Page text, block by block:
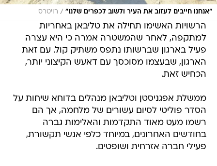
"אנחנו חייבים לעזוב את העיר ולשוב לכפרים שלנו" / רויטרס
הרשויות האשימו תחילה את טליבאן באחריות
למתקפה, לאחר שהמשטרה אמרה כי היא עצרה
פעיל בארגון שברשותו נתפס משתיק קול. עם זאת
הארגון, שבעצמו מסוכסך עם דאעש הקיצוני יותר,
הכחיש זאת.
ממשלת אפגניסטן וטליבאן מנהלים בדוחא שיחות על
הסדר פוליטי לסיום עשורים של מלחמה, אך הם
רשמו מעט מאוד התקדמות והאלימות גברה
בחודשים האחרונים, במיוחד כלפי אנשי תקשורת,
פעילי חברה אזרחית ושופטים.